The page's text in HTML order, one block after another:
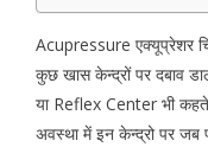
Acupressure एक्यूप्रेशर
कुछ खास केन्द्रों पर दबाव
या Reflex Center भी कहते
अवस्था में इन केन्द्रो पर जब